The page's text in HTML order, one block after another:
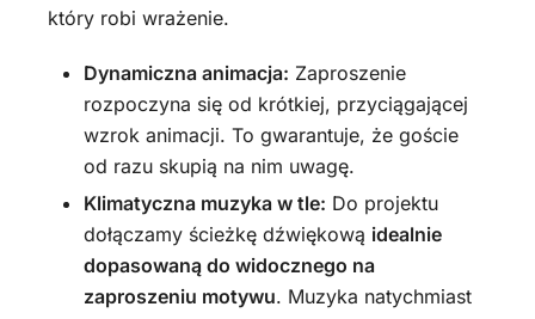
który robi wrażenie.
Dynamiczna animacja: Zaproszenie
rozpoczyna się od krótkiej, przyciągającej
wzrok animacji. To gwarantuje, że goście
od razu skupią na nim uwagę.
Klimatyczna muzyka w tle: Do projektu
dołączamy ścieżkę dźwiękową idealnie
dopasowaną do widocznego na
zaproszeniu motywu. Muzyka natychmiast